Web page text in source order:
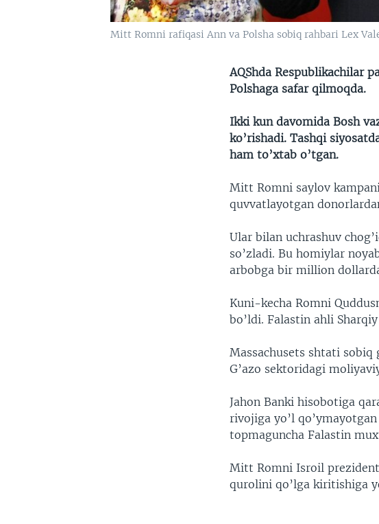
Mitt Romni rafiqasi Ann va Polsha sobiq rahbari Lex
AQShda Respublikachilar
Polshaga safar qilmoqda.
Ikki kun davomida Bosh
ko’rishadi. Tashqi
ham to’xtab o’tgan.
Mitt Romni saylov
quvvatlayotgan
Ular bilan uchrashuv
so’zladi. Bu homiylar
arbobga bir million
Kuni-kecha Romni
bo’ldi. Falastin ahli
Massachusets shtati
G’azo sektoridagi
Jahon Banki hisobotiga
rivojiga yo’l
topmaguncha Falastin
Mitt Romni Isroil
qurolini qo’lga kiritishiga